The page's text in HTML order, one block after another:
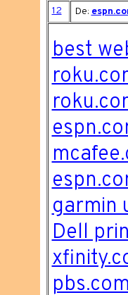
12 De:
best
garmin
Dell